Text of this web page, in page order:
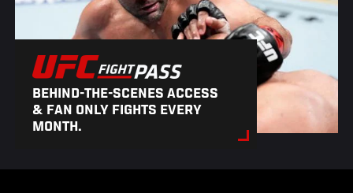
BEHIND-THE-SCENES ACCESS
& FAN ONLY FIGHTS EVERY
MONTH.